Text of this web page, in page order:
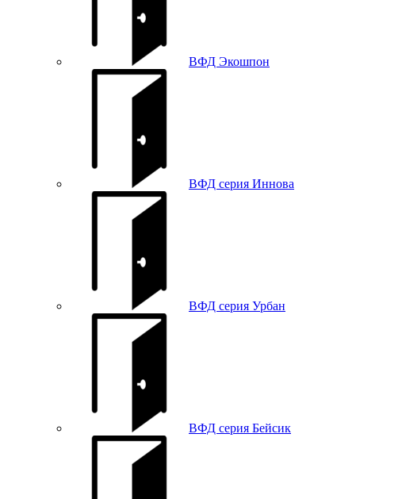
ВФД Экошпон
ВФД серия Иннова
ВФД серия Урбан
ВФД серия Бейсик